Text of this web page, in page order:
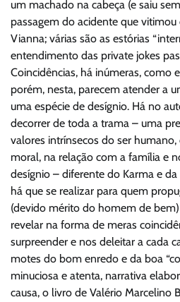
um machado na cabeça (e saiu
passagem do acidente que
Vianna; várias são as estórias
entendimento das private jokes
Coincidências, há inúmeras, como
porém, nesta, parecem atender a
uma espécie de desígnio. Há no
decorrer de toda a trama – uma
valores intrínsecos do ser
moral, na relação com a família e
desígnio – diferente do Karma e
há que se realizar para quem
(devido mérito do homem de
revelar na forma de meras
surpreender e nos deleitar a cada
motes do bom enredo e da boa
minuciosa e atenta, narrativa
causa, o livro de Valério Marcelino